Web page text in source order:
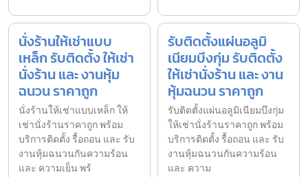
นั่งร้านให้เช่าแบบ
เหล็ก รับติดตั้ง ให้เช่า
นั่งร้าน และ งานหุ้ม
ฉนวน ราคาถูก
นั่งร้านให้เช่าแบบเหล็ก ให้
เช่านั่งร้านราคาถูก พร้อม
บริการติดตั้ง รื้อถอน และ รับ
งานหุ้มฉนวนกันความร้อน
และ ความเย็น พร้
รับติดตั้งแผ่นอลูมิ
เนียมบึงกุ่ม รับติดตั้ง
ให้เช่านั่งร้าน และ งาน
หุ้มฉนวน ราคาถูก
รับติดตั้งแผ่นอลูมิเนียมบึงกุ่ม
ให้เช่านั่งร้านราคาถูก พร้อม
บริการติดตั้ง รื้อถอน และ รับ
งานหุ้มฉนวนกันความร้อน
และ ความ